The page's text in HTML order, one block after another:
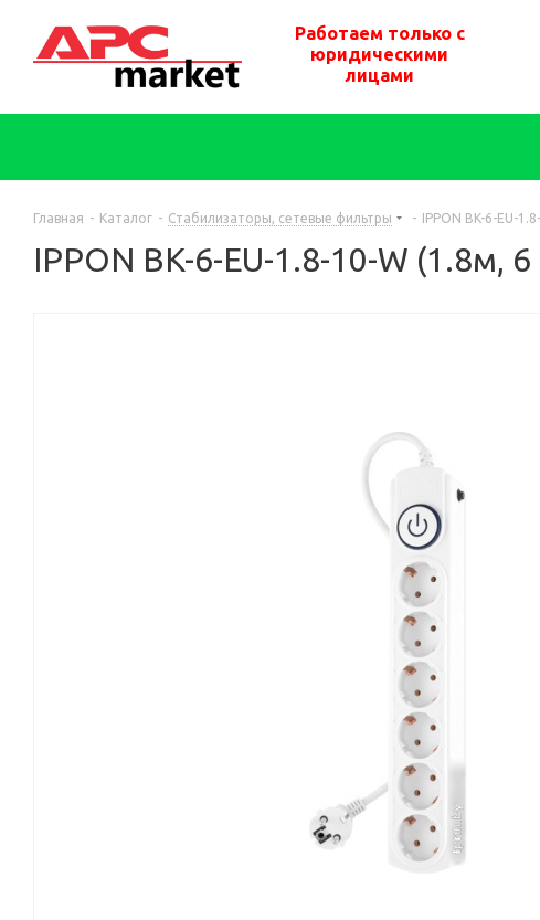
Работаем только с
юридическими
лицами
Главная - Каталог - Стабилизаторы, сетевые фильтры - IPPON BK-6-EU-
IPPON BK-6-EU-1.8-10-W (1.8м,